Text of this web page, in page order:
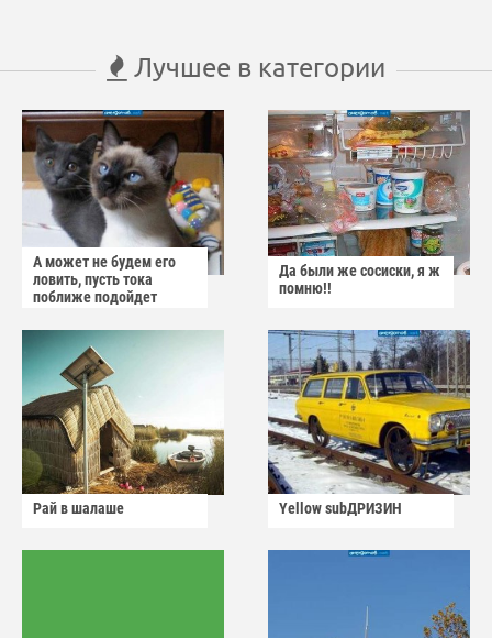
Лучшее в категории
А может не будем его
ловить, пусть тока
поближе подойдет
Да были же сосиски, я ж
помню!!
Рай в шалаше Yellow subДРИЗИН